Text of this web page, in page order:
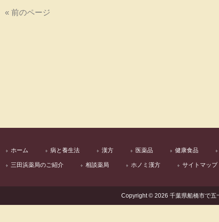
« 前のページ
ホーム 病と養生法 漢方 医薬品 健康食品
三田浜薬局のご紹介 相談薬局 ホノミ漢方 サイトマップ
Copyright © 2026 千葉県船橋市で五